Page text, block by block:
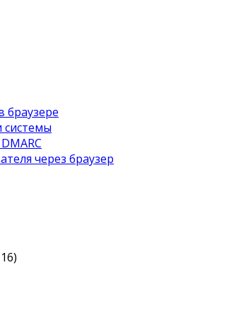
браузере
системы
через браузер